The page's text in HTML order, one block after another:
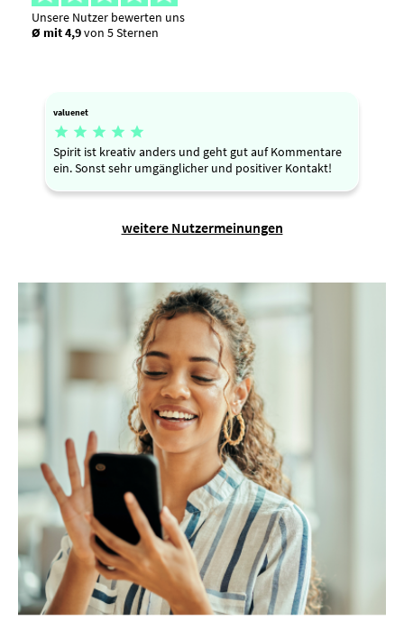
Unsere Nutzer bewerten uns
Ø mit 4,9von 5 Sternen
valuenet
    
Spirit ist kreativ anders und geht gut auf Kommentare
ein. Sonst sehr umgänglicher und positiver Kontakt!
weitere Nutzermeinungen